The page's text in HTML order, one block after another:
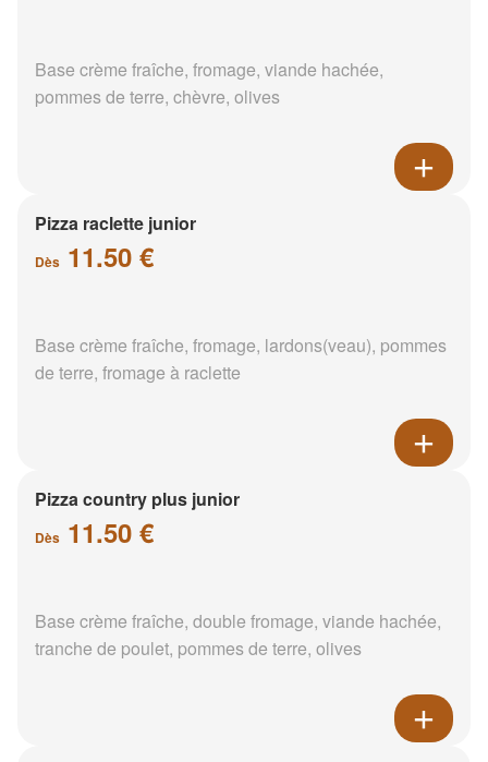
Base crème fraîche, fromage, viande hachée,
pommes de terre, chèvre, olives
Pizza raclette junior
Dès 11.50 €
Base crème fraîche, fromage, lardons(veau), pommes
de terre, fromage à raclette
Pizza country plus junior
Dès 11.50 €
Base crème fraîche, double fromage, viande hachée,
tranche de poulet, pommes de terre, olives